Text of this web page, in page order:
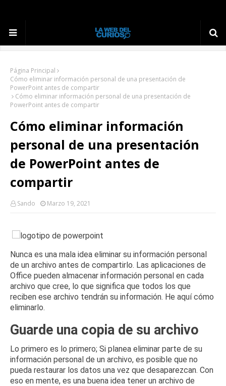
Página Principal
Cómo eliminar información personal de una presentación de
PowerPoint antes de compartir
Cómo eliminar información personal de una presentación de
PowerPoint antes de compartir
Cómo eliminar información
personal de una presentación
de PowerPoint antes de
compartir
Sando Marzo 19, 2021
Nunca es una mala idea eliminar su información personal
de un archivo antes de compartirlo. Las aplicaciones de
Office pueden almacenar información personal en cada
archivo que cree, lo que significa que todos los que
reciben ese archivo tendrán su información. He aquí cómo
eliminarlo.
Guarde una copia de su archivo
Lo primero es lo primero; Si planea eliminar parte de su
información personal de un archivo, es posible que no
pueda restaurar los datos una vez que desaparezcan. Con
eso en mente, es una buena idea tener un archivo de